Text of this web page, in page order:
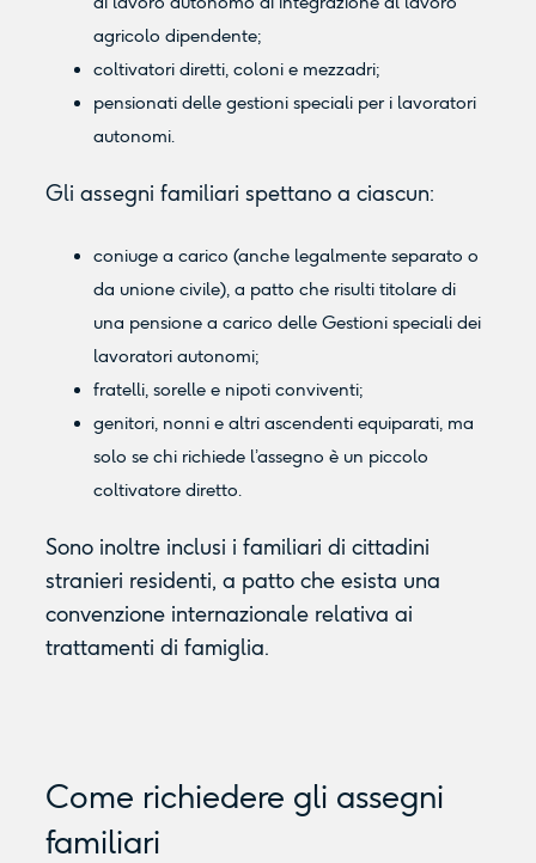
agricolo dipendente;
coltivatori diretti, coloni e mezzadri;
pensionati delle gestioni speciali per i lavoratori
autonomi.
Gli assegni familiari spettano a ciascun:
coniuge a carico (anche legalmente separato o
da unione civile), a patto che risulti titolare di
una pensione a carico delle Gestioni speciali dei
lavoratori autonomi;
fratelli, sorelle e nipoti conviventi;
genitori, nonni e altri ascendenti equiparati, ma
solo se chi richiede l’assegno è un piccolo
coltivatore diretto.
Sono inoltre inclusi i familiari di cittadini
stranieri residenti, a patto che esista una
convenzione internazionale relativa ai
trattamenti di famiglia.
Come richiedere gli assegni
familiari